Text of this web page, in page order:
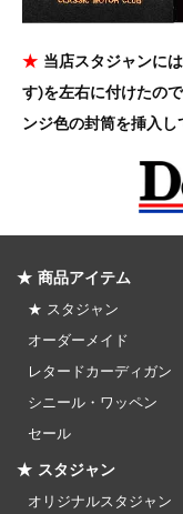
★当店スタジャンに
す)を左右に付けたの
ンジ色の封筒を挿入し
★ 商品アイテム
★ スタジャン
オーダーメイド
レタードカーディガン
シニール・ワッペン
セール
★ スタジャン
オリジナルスタジャン